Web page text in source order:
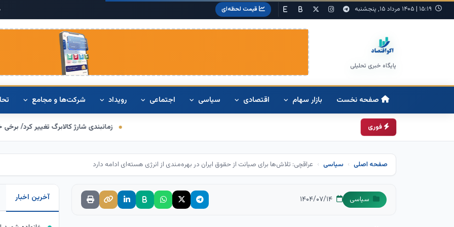
۱۵:۱۹ | ۱۴۰۵ مرداد ۱۵, پنجشنبه قیمت لحظه‌ای
پایگاه خبری تحلیلی
صفحه نخست بازار سهام اقتصادی سیاسی اجتماعی رویداد شرکت‌ها و مجامع
فوری زمانبندی شارژ کالابرگ تغییر کرد/ برخی خانوارها اعتبار
صفحه اصلی سیاسی عراقچی: تلاش‌ها برای صیانت از حقوق ایران در بهره‌مندی از انرژی هسته‌ای ادامه دارد
سیاسی آخرین اخبار